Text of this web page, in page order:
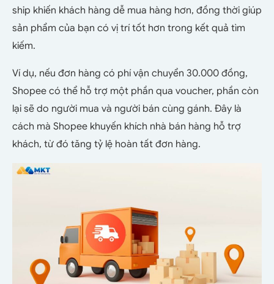
ship khiến khách hàng dễ mua hàng hơn, đồng thời giúp
sản phẩm của bạn có vị trí tốt hơn trong kết quả tìm
kiếm.
Ví dụ, nếu đơn hàng có phí vận chuyển 30.000 đồng,
Shopee có thể hỗ trợ một phần qua voucher, phần còn
lại sẽ do người mua và người bán cùng gánh. Đây là
cách mà Shopee khuyến khích nhà bán hàng hỗ trợ
khách, từ đó tăng tỷ lệ hoàn tất đơn hàng.